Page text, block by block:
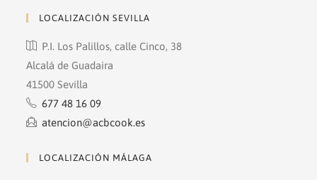
LOCALIZACIÓN SEVILLA
P.I. Los Palillos, calle Cinco, 38
Alcalá de Guadaira
41500 Sevilla
677 48 16 09
atencion@acbcook.es
LOCALIZACIÓN MÁLAGA